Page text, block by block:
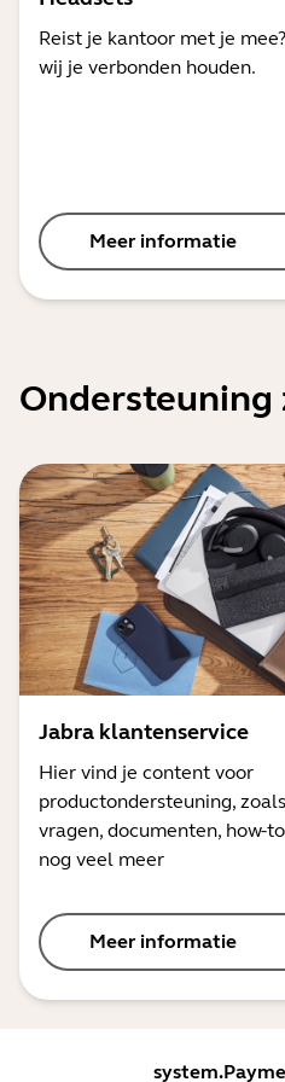
Reist je kantoor met je
wij je verbonden houden.
Meer informatie
Ondersteuning
Jabra klantenservice
Hier vind je content voor
productondersteuning,
vragen, documenten, how-
nog veel meer
Meer informatie